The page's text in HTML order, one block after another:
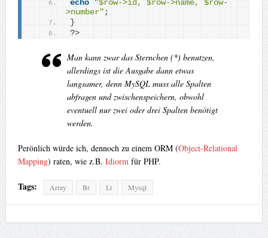
echo
"$row->id, $row->name, $row-
>number" ;
}
?>
Man kann zwar das Sternchen (*) benutzen,
allerdings ist die Ausgabe dann etwas
langsamer, denn MySQL muss alle Spalten
abfragen und zwischenspeichern, obwohl
eventuell nur zwei oder drei Spalten benötigt
werden.
Perönlich würde ich, dennoch zu einem ORM (Object-Relational
Mapping) raten, wie z.B. Idiormfür PHP.
Tags: Array Br Lt Mysql